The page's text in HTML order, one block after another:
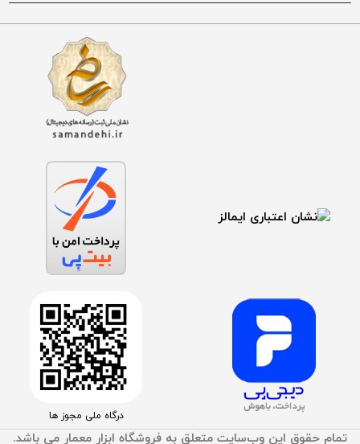
درگاه ملی مجوز ها
تمام حقوق اين وب‌سايت متعلق به فروشگاه ابزار معمار می باشد.